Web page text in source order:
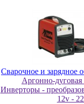
Cвapoчнoe и зарядное
Аргонно-
Инверторы -
12v -